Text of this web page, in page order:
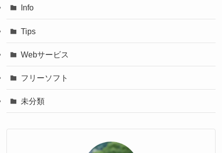
Info
Tips
Webサービス
フリーソフト
未分類